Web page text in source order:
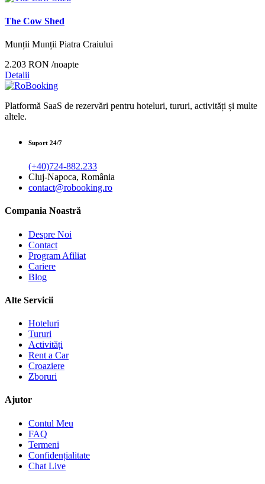
The Cow Shed
Munții Munții Piatra Craiului
2.203 RON /noapte
Detalii
Platformă SaaS de rezervări pentru hoteluri, tururi, activități și multe
altele.
Suport 24/7
(+40)724-882.233
Cluj-Napoca, România
contact@robooking.ro
Compania Noastră
Despre Noi
Contact
Program Afiliat
Cariere
Blog
Alte Servicii
Hoteluri
Tururi
Activități
Rent a Car
Croaziere
Zboruri
Ajutor
Contul Meu
FAQ
Termeni
Confidențialitate
Chat Live